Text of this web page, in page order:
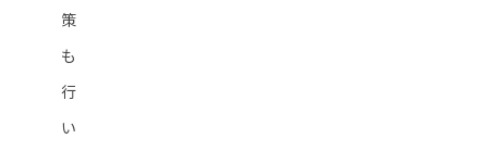
策
も
行
い